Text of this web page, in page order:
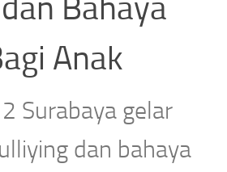
Anak
Surabaya gelar
dan bahaya